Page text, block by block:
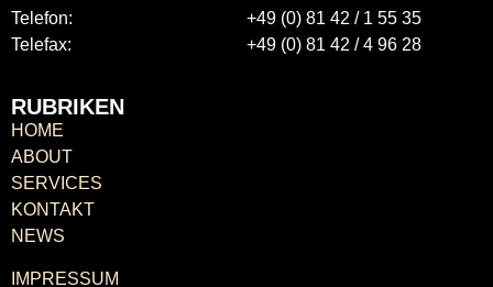
Telefon:
Telefax:
+49 (0) 81 42 / 1 55 35
+49 (0) 81 42 / 4 96 28
RUBRIKEN
HOME
ABOUT
SERVICES
KONTAKT
NEWS
IMPRESSUM